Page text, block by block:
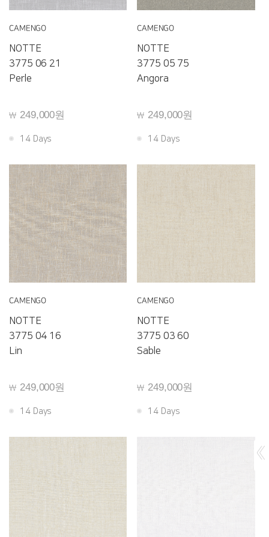
CAMENGO
NOTTE
3775 06 21
Perle
￦ 249,000원
14 Days
CAMENGO
NOTTE
3775 05 75
Angora
￦ 249,000원
14 Days
CAMENGO
NOTTE
3775 04 16
Lin
￦ 249,000원
14 Days
CAMENGO
NOTTE
3775 03 60
Sable
￦ 249,000원
14 Days